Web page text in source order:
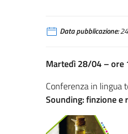
Data pubblicazione:
Martedì 28/04 – ore
Conferenza in lingua
Sounding: finzione e